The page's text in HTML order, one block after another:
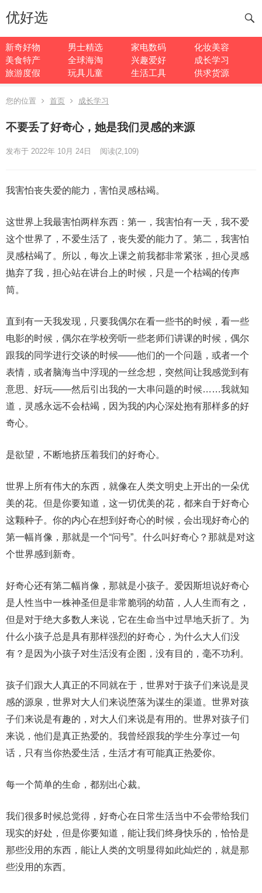
优好选
新奇好物 男士精选 家电数码
化妆美容
美食特产
全球海淘 兴趣爱好
成长学习
旅游度假
玩具儿童 生活工具 供求货源
您的位置 首页 成长学习
不要丢了好奇心，她是我们灵感的来源
发布于 2022年 10月 24日 阅读(2,109)
我害怕丧失爱的能力，害怕灵感枯竭。
这世界上我最害怕两样东西：第一，我害怕有一天，我不爱
这个世界了，不爱生活了，丧失爱的能力了。第二，我害怕
灵感枯竭了。所以，每次上课之前我都非常紧张，担心灵感
抛弃了我，担心站在讲台上的时候，只是一个枯竭的传声
筒。
直到有一天我发现，只要我偶尔在看一些书的时候，看一些
电影的时候，偶尔在学校旁听一些老师们讲课的时候，偶尔
跟我的同学进行交谈的时候——他们的一个问题，或者一个
表情，或者脑海当中浮现的一丝念想，突然间让我感觉到有
意思、好玩——然后引出我的一大串问题的时候……我就知
道，灵感永远不会枯竭，因为我的内心深处抱有那样多的好
奇心。
是欲望，不断地挤压着我们的好奇心。
世界上所有伟大的东西，就像在人类文明史上开出的一朵优
美的花。但是你要知道，这一切优美的花，都来自于好奇心
这颗种子。你的内心在想到好奇心的时候，会出现好奇心的
第一幅肖像，那就是一个“问号”。什么叫好奇心？那就是对这
个世界感到新奇。
好奇心还有第二幅肖像，那就是小孩子。爱因斯坦说好奇心
是人性当中一株神圣但是非常脆弱的幼苗，人人生而有之，
但是对于绝大多数人来说，它在生命当中过早地夭折了。为
什么小孩子总是具有那样强烈的好奇心，为什么大人们没
有？是因为小孩子对生活没有企图，没有目的，毫不功利。
孩子们跟大人真正的不同就在于，世界对于孩子们来说是灵
感的源泉，世界对大人们来说堕落为谋生的渠道。世界对孩
子们来说是有趣的，对大人们来说是有用的。世界对孩子们
来说，他们是真正热爱的。我曾经跟我的学生分享过一句
话，只有当你热爱生活，生活才有可能真正热爱你。
每一个简单的生命，都别出心裁。
我们很多时候总觉得，好奇心在日常生活当中不会带给我们
现实的好处，但是你要知道，能让我们终身快乐的，恰恰是
那些没用的东西，能让人类的文明显得如此灿烂的，就是那
些没用的东西。